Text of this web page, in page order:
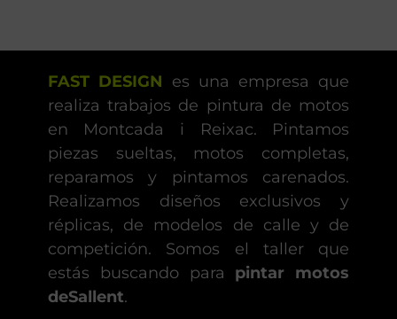
FAST DESIGN es una empresa que
realiza trabajos de pintura de motos
en Montcada i Reixac. Pintamos
piezas sueltas, motos completas,
reparamos y pintamos carenados.
Realizamos diseños exclusivos y
réplicas, de modelos de calle y de
competición. Somos el taller que
estás buscando para pintar motos
deSallent.